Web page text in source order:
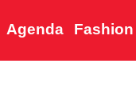
Agenda Fashion